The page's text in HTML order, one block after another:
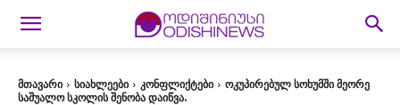
მთავარი სიახლეები კონფლიქტები
ოკუპირებულ სოხუმში მეორე
საშუალო სკოლის შენობა დაიწვა.